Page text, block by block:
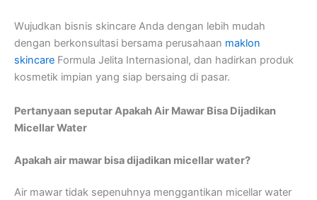
Wujudkan bisnis skincare Anda dengan lebih mudah
dengan berkonsultasi bersama perusahaan maklon
skincare Formula Jelita Internasional, dan hadirkan produk
kosmetik impian yang siap bersaing di pasar.
Pertanyaan seputar Apakah Air Mawar Bisa Dijadikan
Micellar Water
Apakah air mawar bisa dijadikan micellar water?
Air mawar tidak sepenuhnya menggantikan micellar water